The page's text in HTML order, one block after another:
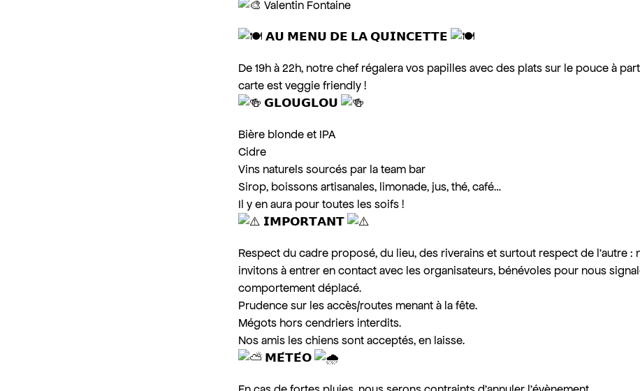
Valentin Fontaine
𝗔𝗨 𝗠𝗘𝗡𝗨 𝗗𝗘 𝗟𝗔 𝗤𝗨𝗜𝗡𝗖𝗘𝗧𝗧𝗘
De 19h à 22h, notre chef régalera vos papilles avec des plats sur le pouce à
carte est veggie friendly !
𝗚𝗟𝗢𝗨𝗚𝗟𝗢𝗨
Bière blonde et IPA
Cidre
Vins naturels sourcés par la team bar
Sirop, boissons artisanales, limonade, jus, thé, café…
Il y en aura pour toutes les soifs !
𝗜𝗠𝗣𝗢𝗥𝗧𝗔𝗡𝗧
Respect du cadre proposé, du lieu, des riverains et surtout respect de l’autre :
invitons à entrer en contact avec les organisateurs, bénévoles pour nous
comportement déplacé.
Prudence sur les accès/routes menant à la fête.
Mégots hors cendriers interdits.
Nos amis les chiens sont acceptés, en laisse.
𝗠𝗘́𝗧𝗘́𝗢